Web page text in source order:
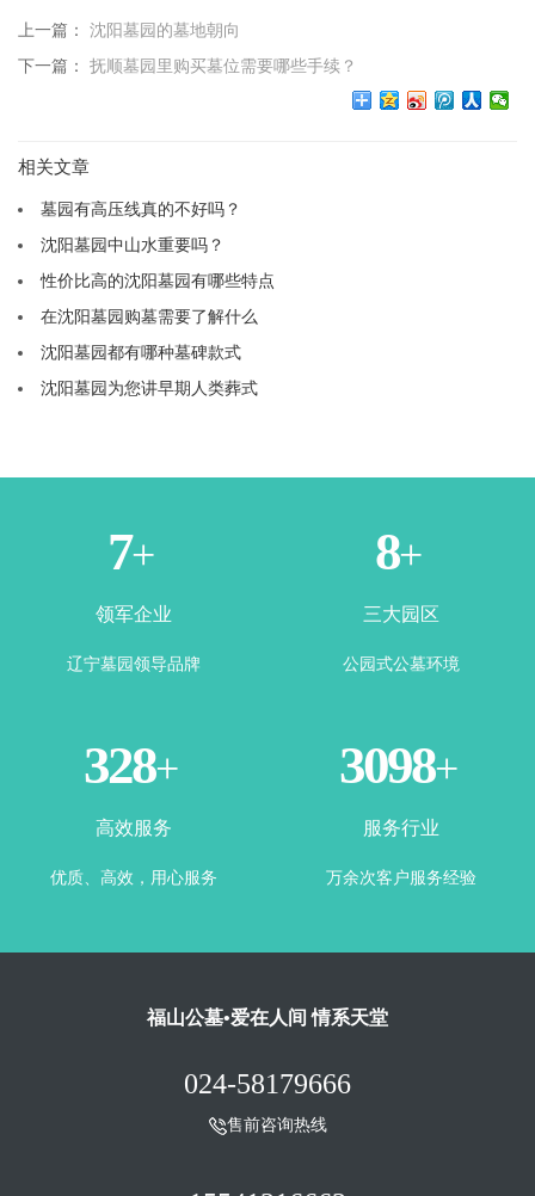
上一篇： 沈阳墓园的墓地朝向
下一篇： 抚顺墓园里购买墓位需要哪些手续？
相关文章
墓园有高压线真的不好吗？
沈阳墓园中山水重要吗？
性价比高的沈阳墓园有哪些特点
在沈阳墓园购墓需要了解什么
沈阳墓园都有哪种墓碑款式
沈阳墓园为您讲早期人类葬式
2+
领军企业
辽宁墓园领导品牌
4+
三大园区
公园式公墓环境
360+
高效服务
优质、高效，用心服务
3443+
服务行业
万余次客户服务经验
福山公墓•爱在人间 情系天堂
024-58179666
售前咨询热线